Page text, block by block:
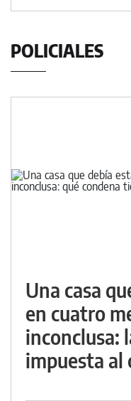
POLICIALES
Una casa
en cuatro
inconclusa:
impuesta